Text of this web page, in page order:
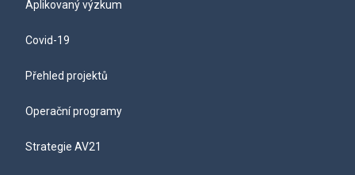
Aplikovaný výzkum
Covid-19
Přehled projektů
Operační programy
Strategie AV21